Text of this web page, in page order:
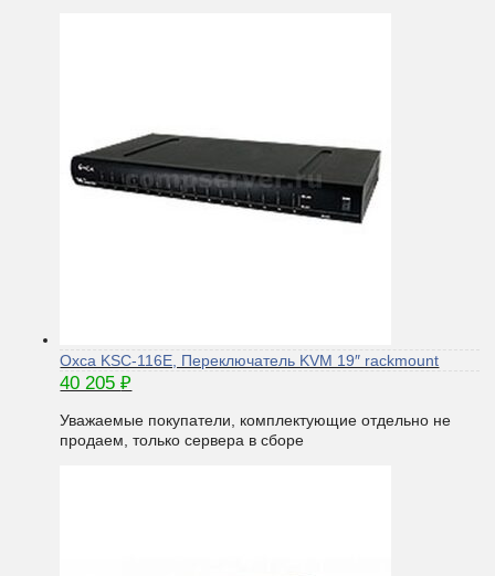
Oxca KSC-116E, Переключатель KVM 19″ rackmount
40 205₽
Уважаемые покупатели, комплектующие отдельно не
продаем, только сервера в сборе